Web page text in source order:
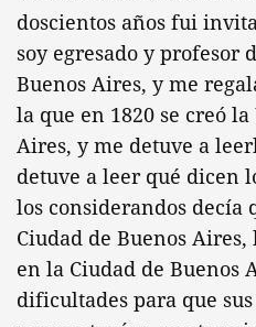
doscientos años fui
soy egresado y profesor
Buenos Aires, y me
la que en 1820 se creó
Aires, y me detuve a
detuve a leer qué dicen
los considerandos decía
Ciudad de Buenos
en la Ciudad de Buenos
dificultades para que